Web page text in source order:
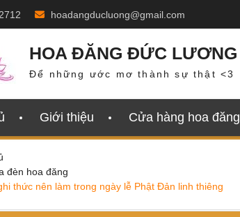
hoadangducluong@gmail.com
HOA ĐĂNG ĐỨC LƯƠNG
Để những ước mơ thành sự thật <3
Giới thiệu Cửa hàng hoa đăng
đèn hoa đăng
thức nên làm trong ngày lễ Phật Đản linh thiêng